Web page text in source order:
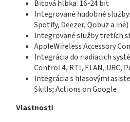
Bitová hĺbka: 16-24 bit
Integrované hudobné
Spotify, Deezer, Qobuz a iné)
Integrované služby tretích
AppleWireless Accessory
Integrácia do riadiacich
Control 4, RTI, ELAN, URC,
Integrácia s hlasovými
Skills; Actions on Google
Vlastnosti